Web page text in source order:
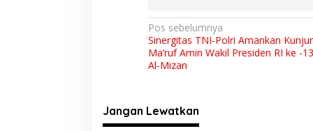
R
a
N
a
v
g
Pos sebelumnya
Sinergitas TNI-Polri Amankan
Ma’ruf Amin Wakil Presiden RI ke -
Al-Mizan
Jangan Lewatkan